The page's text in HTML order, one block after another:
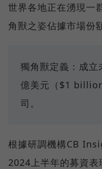
世界各地正在湧現一
角獸之姿佔據市場份
獨角獸定義：成
億美元（$1
司。
根據研調機構CB
2024上半年的募資